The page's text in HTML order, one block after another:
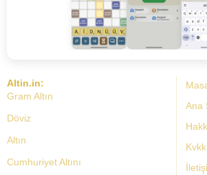
Ana
Altin.in:
Gram Altın
Döviz
Altın
Cumhuriyet Altını